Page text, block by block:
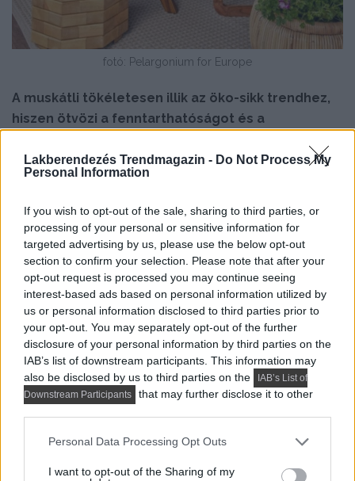
Lakberendezés Trendmagazin - Do Not Process My
Personal Information
If you wish to opt-out of the sale, sharing to third parties, or
processing of your personal or sensitive information for
targeted advertising by us, please use the below opt-out
section to confirm your selection. Please note that after your
opt-out request is processed you may continue seeing
interest-based ads based on personal information utilized by
us or personal information disclosed to third parties prior to
your opt-out. You may separately opt-out of the further
disclosure of your personal information by third parties on the
IAB’s list of downstream participants. This information may
also be disclosed by us to third parties on the
IAB’s List of
Downstream Participants
that may further disclose it to other
Please note that this website/app uses one or more Google
not limited to your visit or usage behaviour. You may click to
Personal Data Processing Opt Outs
I want to opt-out of the Sharing of my
fotó: Pelargonium for Europe
A muskátli tökéletesen illik az öko-sikk trendhez,
hiszen ötvözi a fenntarthatóságot és a
regionális faiskolákban termesztik, ellenálló,
hosszú élettartamú, és hónapokon át virágzik, így
erkélyen.
Élénkpiros vagy lágy rózsaszín árnyalatával színt visz a
természetes környezetbe. Az angol muskátli, amit
eredetileg beltéri használatra nemesítettek, különleges
fénypontot ad a térnek. Helyezzük világos, védett helyre
– lehetőleg egy fedett erkélyre. Kombináljuk lombos
növényekkel, például olajfákkal vagy terrakotta
cserépben lévő fűszernövényekkel. A bambusz- vagy
rattan lámpák, egyszerű kerámiakorsók és természetes
színű vázák tökéletes hangulatot teremtenek együtt.